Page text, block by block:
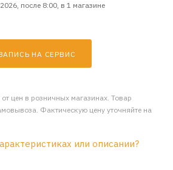
после 8:00, в 1 магазине
НА СЕРВИС
цен в розничных магазинах. Товар
Фактическую цену уточняйте на
или описании?